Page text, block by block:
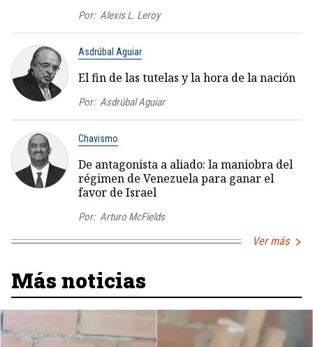
Por: Alexis L. Leroy
Asdrúbal Aguiar
El fin de las tutelas y la hora de la nación
Por: Asdrúbal Aguiar
Chavismo
De antagonista a aliado: la maniobra del
régimen de Venezuela para ganar el
favor de Israel
Por: Arturo McFields
Ver más
Más noticias